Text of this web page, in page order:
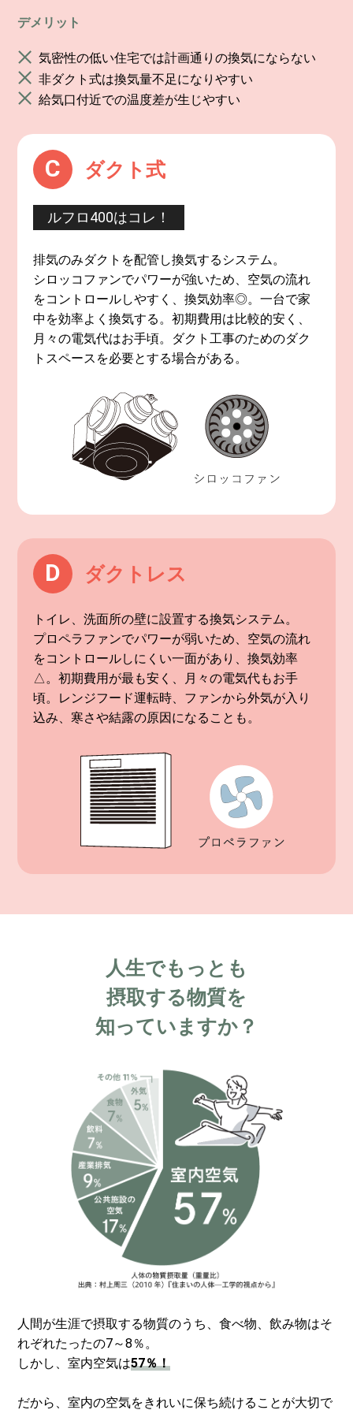
デメリット
気密性の低い住宅では計画通りの換気にならない
非ダクト式は換気量不足になりやすい
給気口付近での温度差が生じやすい
C ダクト式
ルフロ400はコレ！
排気のみダクトを配管し換気するシステム。
シロッコファンでパワーが強いため、空気の流れ
をコントロールしやすく、換気効率◎。一台で家
中を効率よく換気する。初期費用は比較的安く、
月々の電気代はお手頃。ダクト工事のためのダク
トスペースを必要とする場合がある。
D ダクトレス
トイレ、洗面所の壁に設置する換気システム。
プロペラファンでパワーが弱いため、空気の流れ
をコントロールしにくい一面があり、換気効率
△。初期費用が最も安く、月々の電気代もお手
頃。レンジフード運転時、ファンから外気が入り
込み、寒さや結露の原因になることも。
人生でもっとも
摂取する物質を
知っていますか？
人間が生涯で摂取する物質のうち、食べ物、飲み物はそ
れぞれたったの7～8％。
しかし、室内空気は57％！
だから、室内の空気をきれいに保ち続けることが大切で